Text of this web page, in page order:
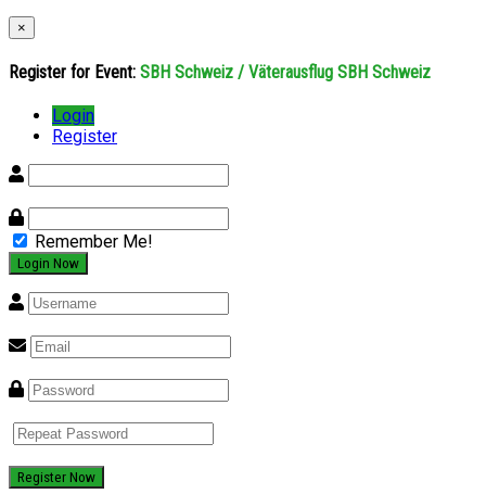
×
Register for Event: SBH Schweiz / Väterausflug SBH Schweiz
Login
Register
Remember Me!
Register Now